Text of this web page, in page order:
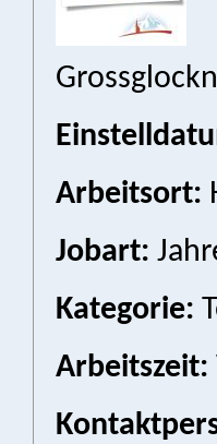
Arbeitsort:
Jobart:
Kategorie:
Arbeitszeit: